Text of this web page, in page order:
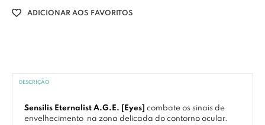
ADICIONAR AOS FAVORITOS
DESCRIÇÃO
Sensilis Eternalist A.G.E. [Eyes]
combate os sinais de
envelhecimento na zona delicada do contorno ocular.